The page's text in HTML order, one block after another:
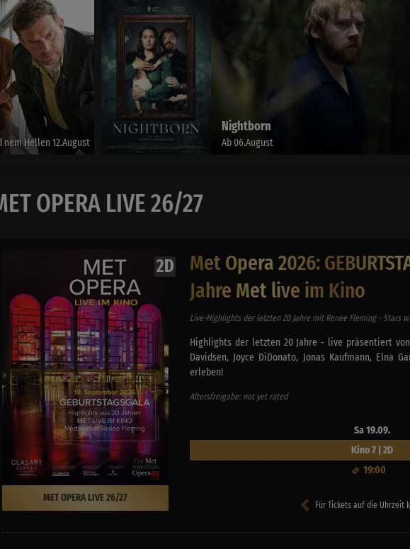
OPERA LIVE 26/27
2D
MET OPERA LIVE 26/27
Met Opera 2026:
Jahre Met live im Kino
Live-Highlights der letzten 20 Jahre mit Renee Fleming - Stars
Highlights der letzten 20 Jahre - live präsentiert
Davidsen, Joyce DiDonato, Jonas Kaufmann, Elna
erleben!
Altersfreigabe: not yet rated
Sa 19.09.
Kino 7 | 2D
19:00
Für Tickets auf die Uhrzeit